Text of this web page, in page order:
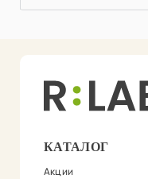
КАТАЛОГ
Акции